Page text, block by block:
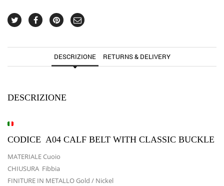
DESCRIZIONE RETURNS & DELIVERY
DESCRIZIONE
CODICE A04 CALF BELT WITH CLASSIC BUCKLE
MATERIALE Cuoio
CHIUSURA Fibbia
FINITURE IN METALLO Gold / Nickel